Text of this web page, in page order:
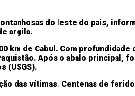
do leste do país,
argila.
km de Cabul. Com
Após o abalo principal,
(USGS).
das vítimas. Centenas de